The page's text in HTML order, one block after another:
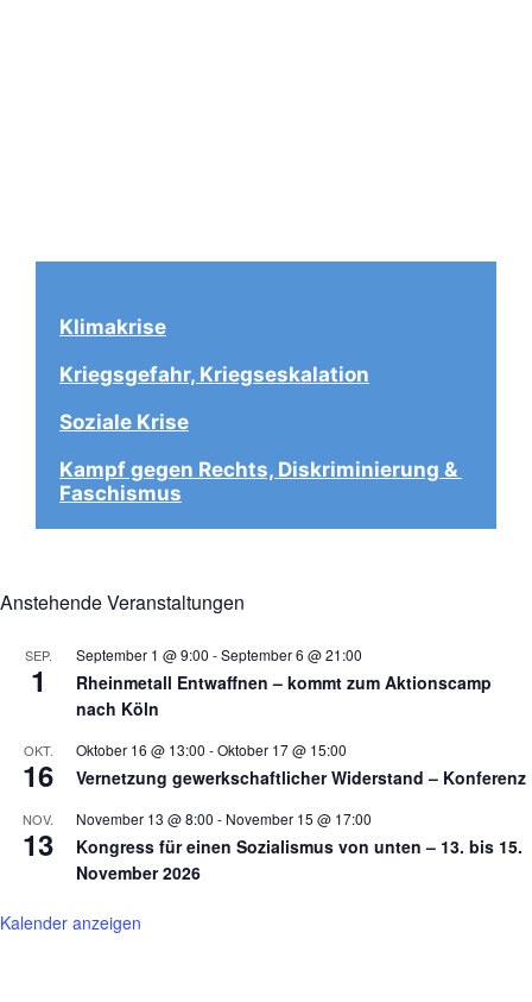
Klimakrise
Kriegsgefahr, Kriegseskalation
Soziale Krise
Kampf gegen Rechts, Diskriminierung &
Faschismus
Anstehende Veranstaltungen
SEP.
1
September 1 @ 9:00 -September 6 @ 21:00
Rheinmetall Entwaffnen – kommt zum Aktionscamp
nach Köln
OKT.
16
Oktober 16 @ 13:00 -Oktober 17 @ 15:00
Vernetzung gewerkschaftlicher Widerstand – Konferenz
NOV.
13
November 13 @ 8:00 - November 15 @ 17:00
Kongress für einen Sozialismus von unten – 13. bis 15.
November 2026
Kalender anzeigen